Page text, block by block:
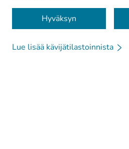
Hyväksyn
Lue lisää kävijätilastoinnista
Evästeet